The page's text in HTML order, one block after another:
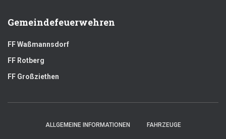
Gemeindefeuerwehren
FF Waßmannsdorf
FF Rotberg
FF Großziethen
ALLGEMEINE INFORMATIONEN FAHRZEUGE